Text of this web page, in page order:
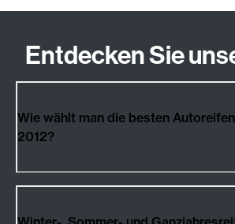
Entdecken Sie
Wie wählt man die besten Autoreifen
2012?